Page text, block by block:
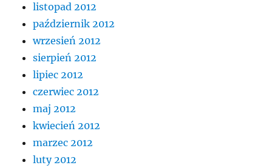
listopad 2012
październik 2012
wrzesień 2012
sierpień 2012
lipiec 2012
czerwiec 2012
maj 2012
kwiecień 2012
marzec 2012
luty 2012